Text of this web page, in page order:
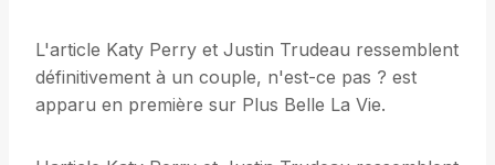
L'article Katy Perry et Justin Trudeau ressemblent
définitivement à un couple, n'est-ce pas ? est
apparu en première sur Plus Belle La Vie.